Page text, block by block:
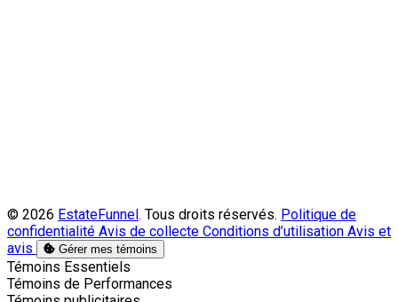
© 2026 EstateFunnel. Tous droits réservés. Politique de
confidentialité Avis de collecte Conditions d’utilisation Avis et
avis
Gérer mes témoins
Activer
Témoins Essentiels
Activer
Témoins de Performances